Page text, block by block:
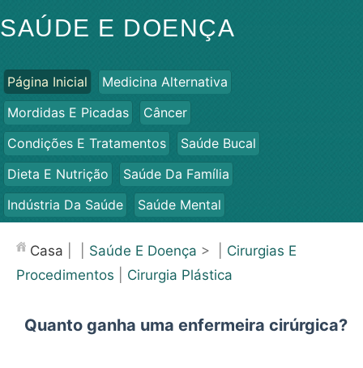
SAÚDE E DOENÇA
Página Inicial
Medicina Alternativa
Mordidas E Picadas
Câncer
Condições E Tratamentos
Saúde Bucal
Dieta E Nutrição
Saúde Da Família
Indústria Da Saúde
Saúde Mental
Saúde
Casa Saúde E Doença > | Cirurgias E
Procedimentos
Cirurgia Plástica
Quanto ganha uma enfermeira cirúrgica?